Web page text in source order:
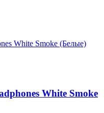
White Smoke